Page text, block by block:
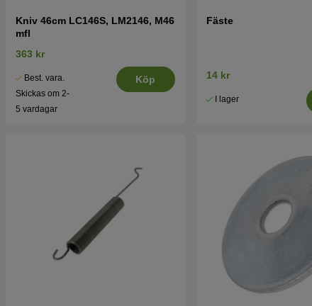
Kniv 46cm LC146S, LM2146, M46
mfl
363 kr
Best. vara.
Skickas om 2-
5 vardagar
Köp
Fäste
14 kr
I lager